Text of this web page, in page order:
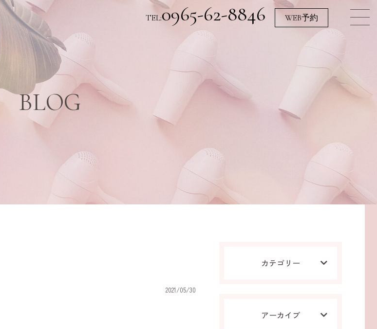
TEL:0965-62-8846 WEB予約
BLOG
2021/05/30
カテゴリー
アーカイブ